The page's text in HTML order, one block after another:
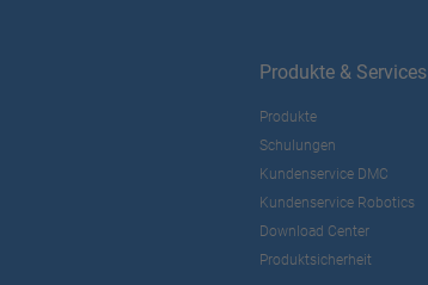
Produkte & Services
Produkte
Schulungen
Kundenservice DMC
Kundenservice Robotics
Download Center
Produktsicherheit